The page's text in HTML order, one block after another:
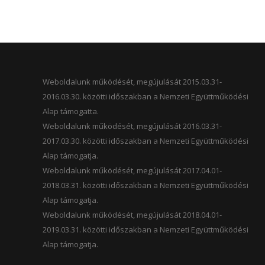
Weboldalunk működését, megújulását 2015.03.31-
2016.03.30. közötti időszakban a Nemzeti Együttműködési
Alap támogatta.
Weboldalunk működését, megújulását 2016.03.31-
2017.03.30. közötti időszakban a Nemzeti Együttműködési
Alap támogatja.
Weboldalunk működését, megújulását 2017.04.01-
2018.03.31. közötti időszakban a Nemzeti Együttműködési
Alap támogatja.
Weboldalunk működését, megújulását 2018.04.01-
2019.03.31. közötti időszakban a Nemzeti Együttműködési
Alap támogatja.